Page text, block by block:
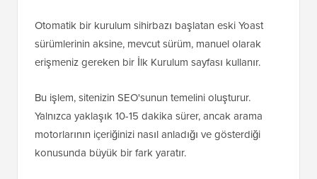
Otomatik bir kurulum sihirbazı başlatan eski Yoast
sürümlerinin aksine, mevcut sürüm, manuel olarak
erişmeniz gereken bir İlk Kurulum sayfası kullanır.
Bu işlem, sitenizin SEO'sunun temelini oluşturur.
Yalnızca yaklaşık 10-15 dakika sürer, ancak arama
motorlarının içeriğinizi nasıl anladığı ve gösterdiği
konusunda büyük bir fark yaratır.